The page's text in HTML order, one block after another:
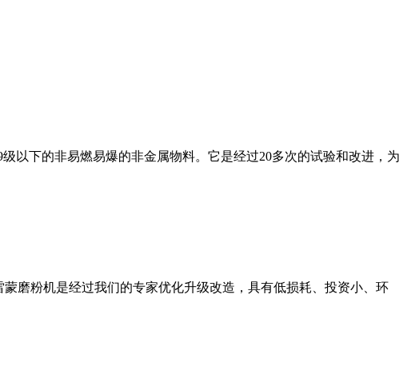
以下的非易燃易爆的非金属物料。它是经过20多次的试验和改进，为
磨粉机是经过我们的专家优化升级改造，具有低损耗、投资小、环